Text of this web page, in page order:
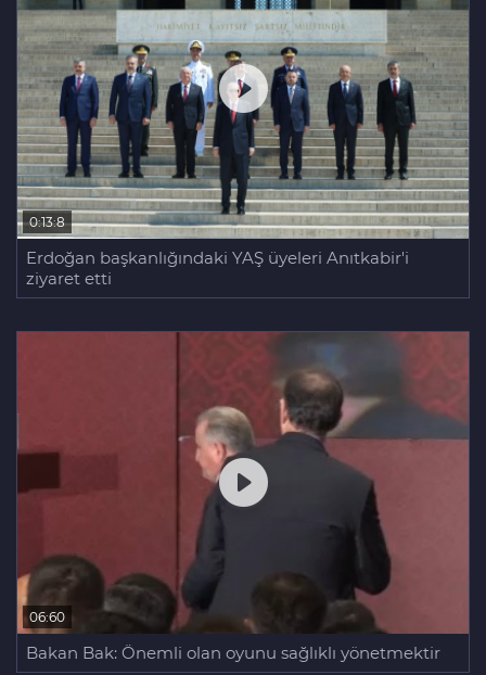
0:13:8
Erdoğan başkanlığındaki YAŞ üyeleri Anıtkabir'i
ziyaret etti
06:60
Bakan Bak: Önemli olan oyunu sağlıklı yönetmektir